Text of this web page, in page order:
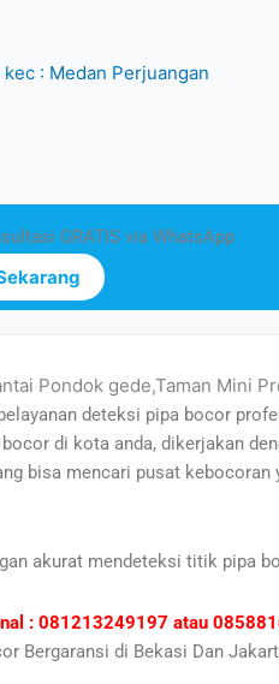
: Medan Perjuangan
GRATIS via WhatsApp
Pondok gede,Taman Mini
deteksi pipa bocor
di kota anda, dikerjakan
bisa mencari pusat
akurat mendeteksi titik pipa
: 081213249197 atau
Bergaransi di Bekasi Dan